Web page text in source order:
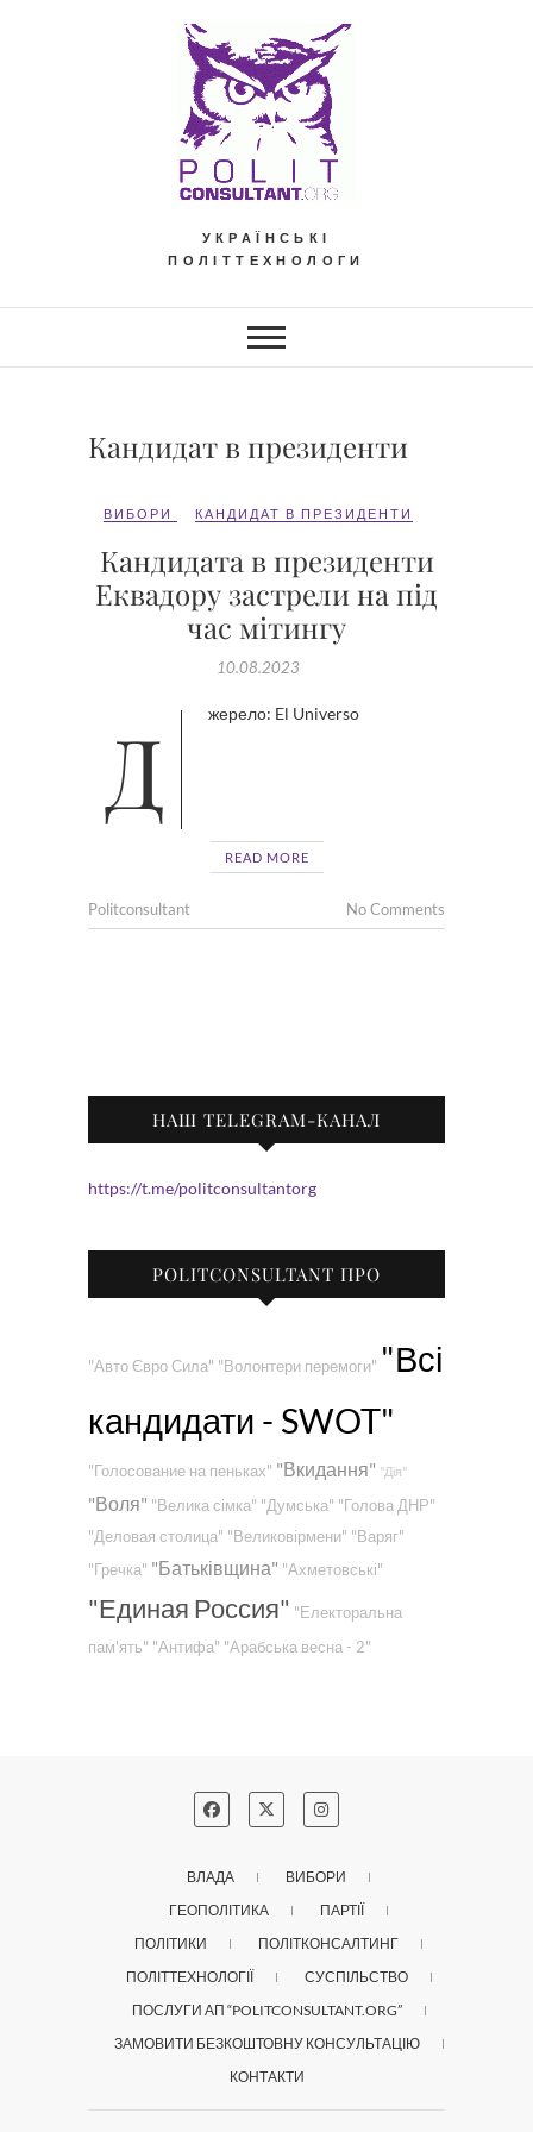
УКРАЇНСЬКІ
ПОЛІТТЕХНОЛОГИ
Кандидат в президенти
ВИБОРИ КАНДИДАТ В ПРЕЗИДЕНТИ
Кандидата в президенти
Еквадору застрели на під
час мітингу
10.08.2023
Джерело: El Universo
READ MORE
Politconsultant No Comments
НАШ TELEGRAM-КАНАЛ
https://t.me/politconsultantorg
POLITCONSULTANT ПРО
"Авто Євро Сила" "Волонтери перемоги" "Всі
кандидати - SWOT"
"Голосование на пеньках" "Вкидання" "Дія"
"Воля" "Велика сімка" "Думська" "Голова ДНР"
"Деловая столица" "Великовірмени" "Варяг"
"Гречка" "Батьківщина" "Ахметовські"
"Единая Россия" "Електоральна
пам'ять" "Антифа" "Арабська весна - 2"
ВЛАДА
ВИБОРИ
ГЕОПОЛІТИКА
ПАРТІЇ
ПОЛІТИКИ
ПОЛІТКОНСАЛТИНГ
ПОЛІТТЕХНОЛОГІЇ
СУСПІЛЬСТВО
ПОСЛУГИ АП “POLITCONSULTANT.ORG”
ЗАМОВИТИ БЕЗКОШТОВНУ КОНСУЛЬТАЦІЮ
КОНТАКТИ